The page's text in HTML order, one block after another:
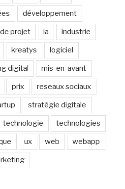
développement
projet ia industrie
kreatys logiciel
digital mis-en-avant
prix reseaux sociaux
stratégie digitale
technologie technologies
ux web webapp